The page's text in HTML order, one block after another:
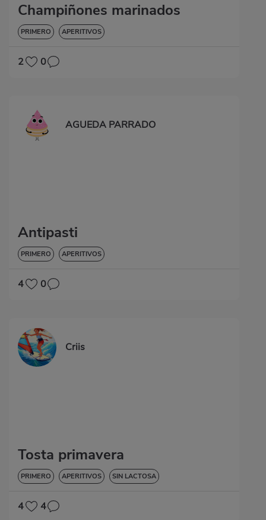
Champiñones marinados
PRIMERO APERITIVOS
2 0
AGUEDA PARRADO
Antipasti
PRIMERO APERITIVOS
4 0
Criis
Tosta primavera
PRIMERO APERITIVOS SIN LACTOSA
4 4